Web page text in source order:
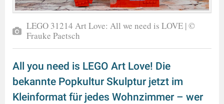
LEGO 31214 Art Love: All we need is LOVE | ©
Frauke Paetsch
All you need is LEGO Art Love! Die
bekannte Popkultur Skulptur jetzt im
Kleinformat für jedes Wohnzimmer – wer